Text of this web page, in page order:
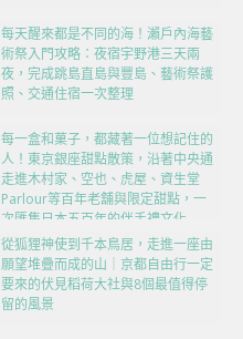
每天醒來都是不同的海！瀨戶內海藝
術祭入門攻略：夜宿宇野港三天兩
夜，完成跳島直島與豐島、藝術祭護
照、交通住宿一次整理
每一盒和菓子，都藏著一位想記住的
人！東京銀座甜點散策，沿著中央通
走進木村家、空也、虎屋、資生堂
Parlour等百年老舖與限定甜點，一
次匯集日本五百年的伴手禮文化
從狐狸神使到千本鳥居，走進一座由
願望堆疊而成的山｜京都自由行一定
要來的伏見稻荷大社與8個最值得停
留的風景